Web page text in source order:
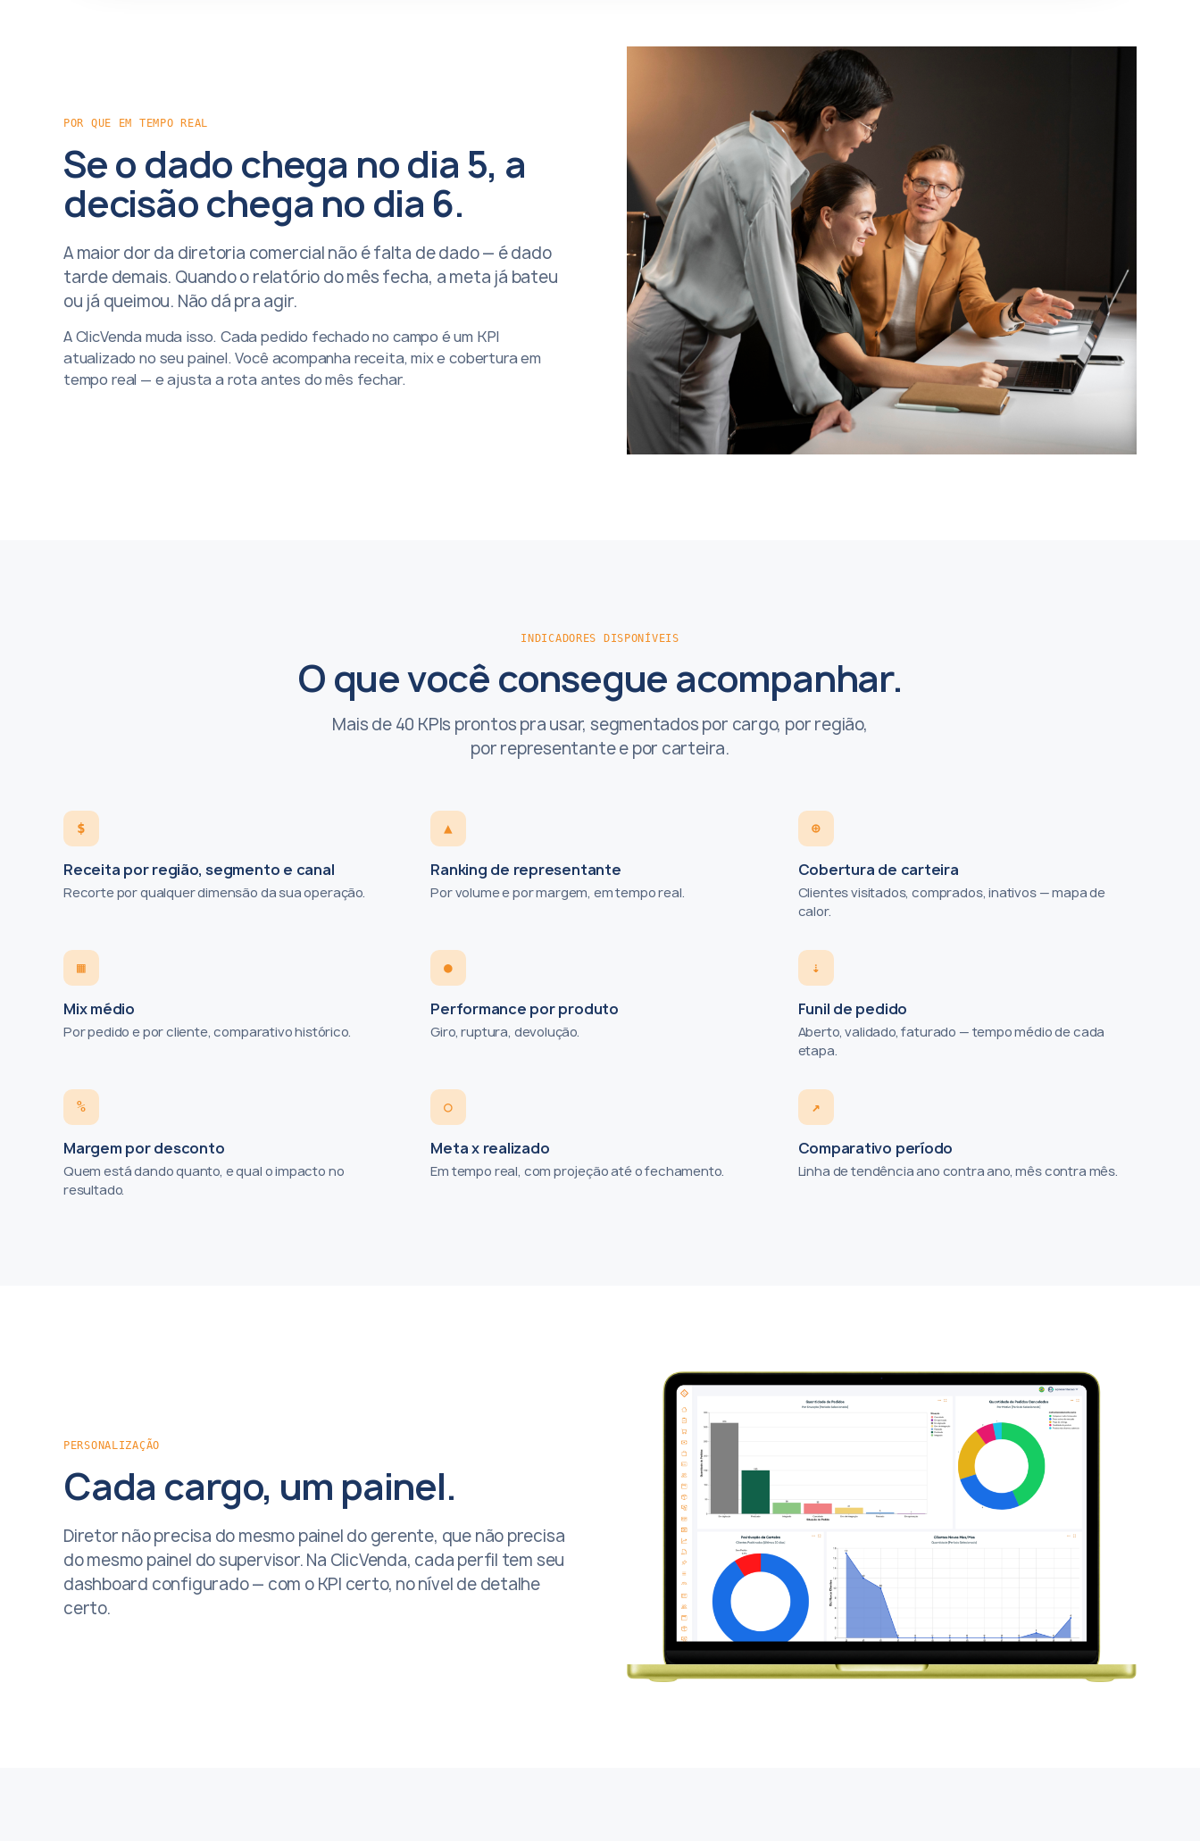
POR QUE EM TEMPO REAL
Se o dado chega no dia 5, a
decisão chega no dia 6.
A maior dor da diretoria comercial não é falta de dado — é dado
tarde demais. Quando o relatório do mês fecha, a meta já bateu
ou já queimou. Não dá pra agir.
A ClicVenda muda isso. Cada pedido fechado no campo é um KPI
atualizado no seu painel. Você acompanha receita, mix e cobertura em
tempo real — e ajusta a rota antes do mês fechar.
INDICADORES DISPONÍVEIS
O que você consegue acompanhar.
Mais de 40 KPIs prontos pra usar, segmentados por cargo, por região,
por representante e por carteira.
$
Receita por região, segmento e canal
Recorte por qualquer dimensão da sua operação.
▲
Ranking de representante
Por volume e por margem, em tempo real.
⊕
Cobertura de carteira
Clientes visitados, comprados, inativos — mapa de
calor.
▦
Mix médio
Por pedido e por cliente, comparativo histórico.
●
Performance por produto
Giro, ruptura, devolução.
⇣
Funil de pedido
Aberto, validado, faturado — tempo médio de cada
etapa.
%
Margem por desconto
Quem está dando quanto, e qual o impacto no
resultado.
○
Meta x realizado
Em tempo real, com projeção até o fechamento.
↗
Comparativo período
Linha de tendência ano contra ano, mês contra mês.
PERSONALIZAÇÃO
Cada cargo, um painel.
Diretor não precisa do mesmo painel do gerente, que não precisa
do mesmo painel do supervisor. Na ClicVenda, cada perfil tem seu
dashboard configurado — com o KPI certo, no nível de detalhe
certo.